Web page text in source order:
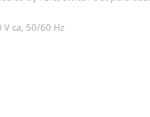
ca, 50/60 Hz